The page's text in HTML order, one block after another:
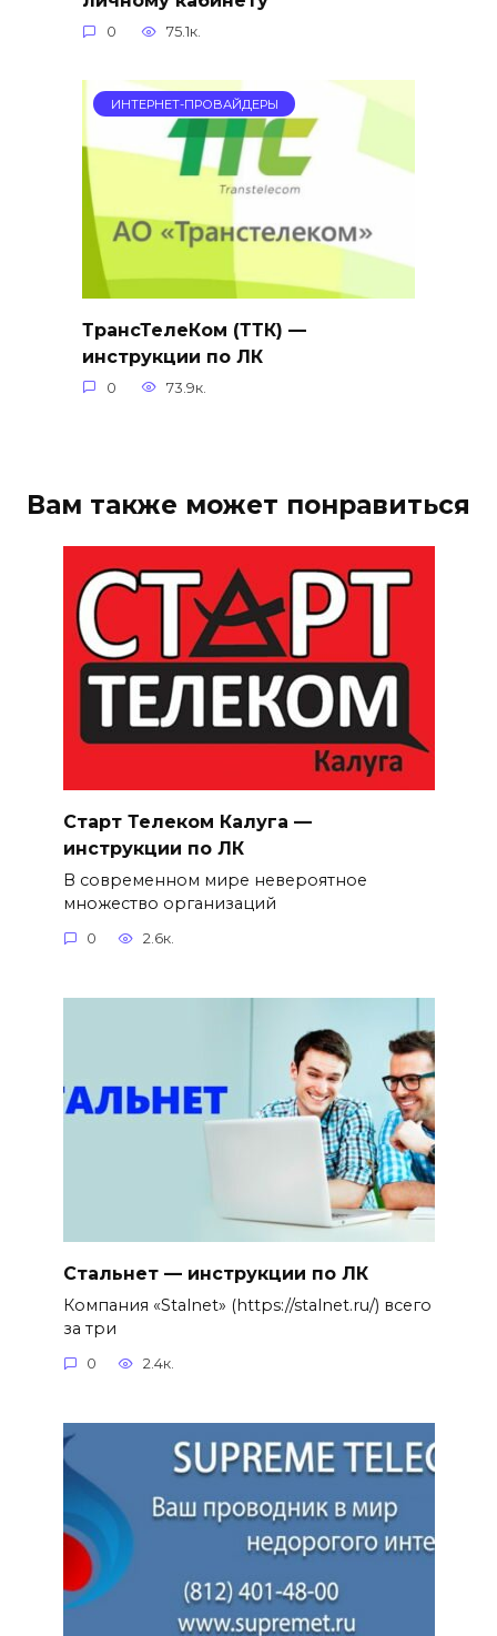
0 75.1к.
ИНТЕРНЕТ-ПРОВАЙДЕРЫ
ТрансТелеКом (ТТК) —
инструкции по ЛК
0 73.9к.
Вам также может понравиться
Старт Телеком Калуга —
инструкции по ЛК
В современном мире невероятное
множество организаций
0 2.6к.
Стальнет — инструкции по ЛК
Компания «Stalnet» (https://stalnet.ru/) всего
за три
0 2.4к.